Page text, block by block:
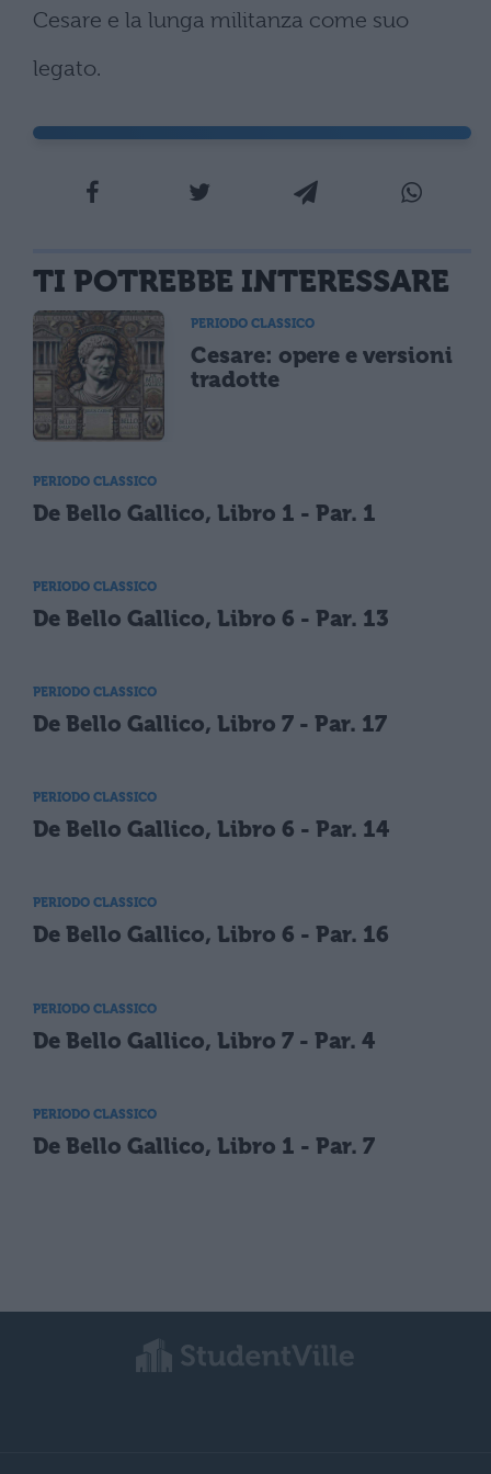
Cesare e la lunga militanza come suo
legato.
TI POTREBBE INTERESSARE
PERIODO CLASSICO
Cesare: opere e versioni
tradotte
PERIODO CLASSICO
De Bello Gallico, Libro 1 - Par. 1
PERIODO CLASSICO
De Bello Gallico, Libro 6 - Par. 13
PERIODO CLASSICO
De Bello Gallico, Libro 7 - Par. 17
PERIODO CLASSICO
De Bello Gallico, Libro 6 - Par. 14
PERIODO CLASSICO
De Bello Gallico, Libro 6 - Par. 16
PERIODO CLASSICO
De Bello Gallico, Libro 7 - Par. 4
PERIODO CLASSICO
De Bello Gallico, Libro 1 - Par. 7